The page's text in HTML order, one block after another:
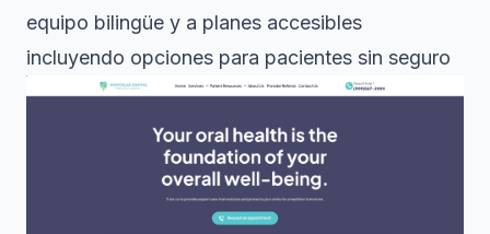
equipo bilingüe y a planes accesibles
incluyendo opciones para pacientes sin seguro